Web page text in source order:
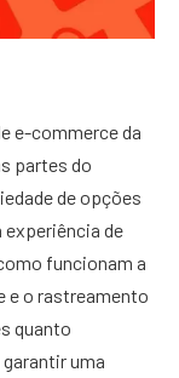
e-commerce da
partes do
de opções
experiência de
funcionam a
e o rastreamento
quanto
uma